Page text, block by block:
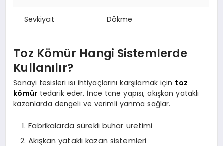
Sevkiyat Dökme
Toz Kömür Hangi Sistemlerde
Kullanılır?
Sanayi tesisleri ısı ihtiyaçlarını karşılamak için toz
kömürtedarik eder. İnce tane yapısı, akışkan yataklı
kazanlarda dengeli ve verimli yanma sağlar.
Fabrikalarda sürekli buhar üretimi
Akışkan yataklı kazan sistemleri